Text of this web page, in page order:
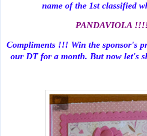
name of the 1st classified
PANDAVIOLA
Compliments !!! Win the sponsor's
our DT for a month. But now let's